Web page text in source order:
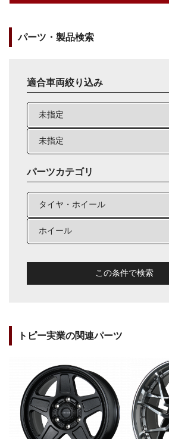
パーツ・製品検索
適合車両絞り込み
パーツカテゴリ
この条件で検索
トピー実業の関連パーツ